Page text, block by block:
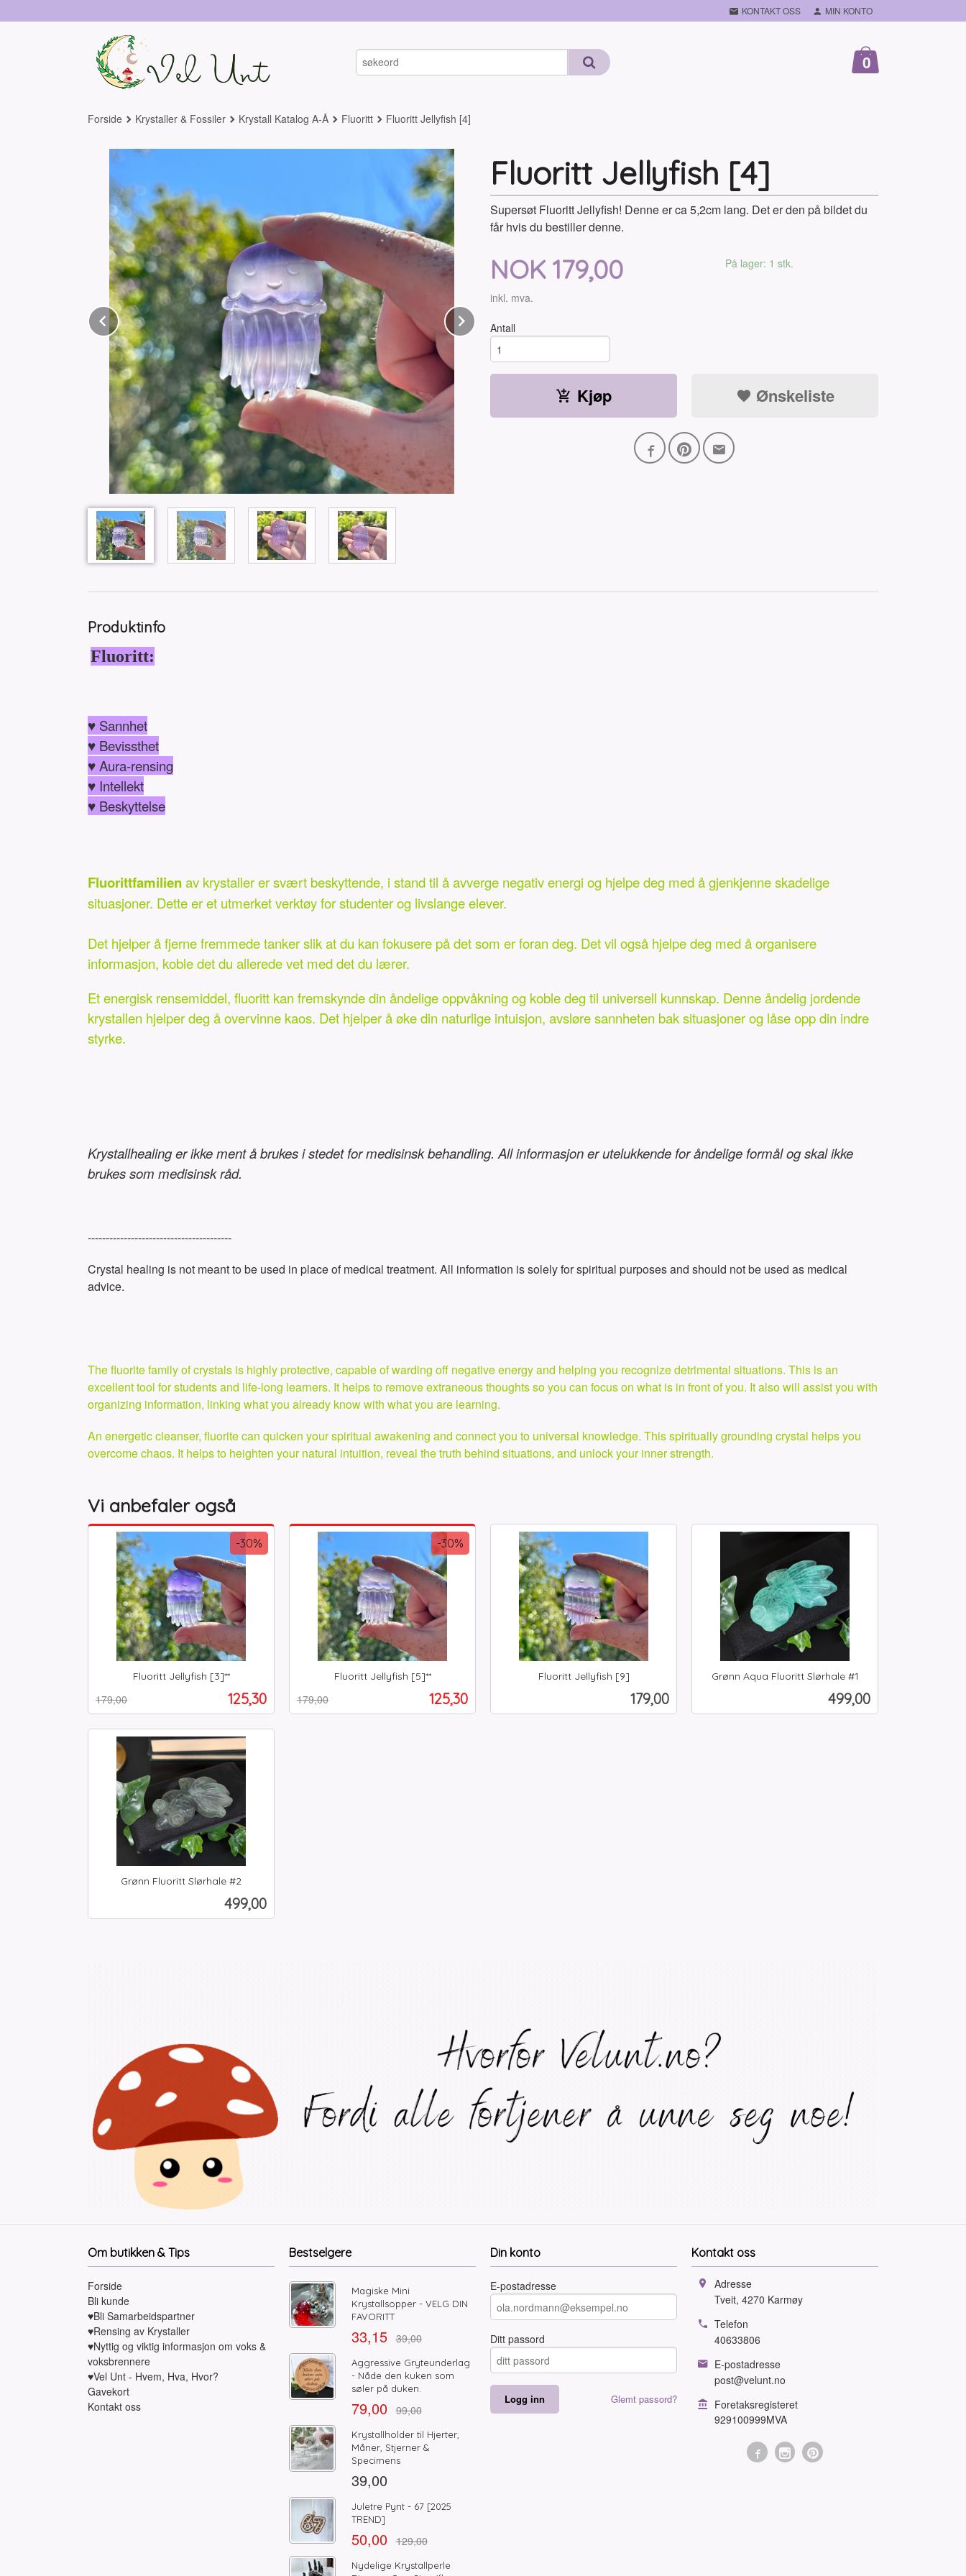
til
KONTAKT OSS MIN KONTO
0
Forside Krystaller & Fossiler Krystall Katalog A-Å Fluoritt Fluoritt Jellyfish [4]
Prev Next
Fluoritt Jellyfish [4]
Supersøt Fluoritt Jellyfish! Denne er ca 5,2cm lang. Det er den på bildet du
får hvis du bestiller denne.
Pris
NOK 179,00
inkl. mva.
På lager: 1 stk.
Antall
Kjøp Ønskeliste
Produktinfo
Fluoritt:
♥ Sannhet
♥ Bevissthet
♥ Aura-rensing
♥ Intellekt
♥ Beskyttelse
Fluorittfamilienav krystaller er svært beskyttende, i stand til å avverge negativ energi og hjelpe deg med å gjenkjenne skadelige
situasjoner. Dette er et utmerket verktøy for studenter og livslange elever.
Det hjelper å fjerne fremmede tanker slik at du kan fokusere på det som er foran deg. Det vil også hjelpe deg med å organisere
informasjon, koble det du allerede vet med det du lærer.
Et energisk rensemiddel, fluoritt kan fremskynde din åndelige oppvåkning og koble deg til universell kunnskap. Denne åndelig jordende
krystallen hjelper deg å overvinne kaos. Det hjelper å øke din naturlige intuisjon, avsløre sannheten bak situasjoner og låse opp din indre
styrke.
Krystallhealing er ikke ment å brukes i stedet for medisinsk behandling. All informasjon er utelukkende for åndelige formål og skal ikke
brukes som medisinsk råd.
----------------------------------------
Crystal healing is not meant to be used in place of medical treatment. All information is solely for spiritual purposes and should not be used as medical
advice.
The fluorite family of crystals is highly protective, capable of warding off negative energy and helping you recognize detrimental situations. This is an
excellent tool for students and life-long learners. It helps to remove extraneous thoughts so you can focus on what is in front of you. It also will assist you with
organizing information, linking what you already know with what you are learning.
An energetic cleanser, fluorite can quicken your spiritual awakening and connect you to universal knowledge. This spiritually grounding crystal helps you
overcome chaos. It helps to heighten your natural intuition, reveal the truth behind situations, and unlock your inner strength.
Vi anbefaler også
Fluoritt Jellyfish [3]**
Tilbud
125,30
179,00
-30%
mva.
Kjøp
Fluoritt Jellyfish [5]**
Tilbud
125,30
179,00
-30%
mva.
Fluoritt Jellyfish [9]
Pris
179,00
Grønn Aqua Fluoritt Slørhale #1
Pris
499,00
Grønn Fluoritt Slørhale #2
Pris
499,00
Om butikken & Tips
Forside
Bli kunde
♥Bli Samarbeidspartner
♥Rensing av Krystaller
♥Nyttig og viktig informasjon om voks &
voksbrennere
♥Vel Unt - Hvem, Hva, Hvor?
Gavekort
Kontakt oss
Bestselgere
Magiske Mini
Krystallsopper - VELG DIN
FAVORITT
33,15 39,00
Aggressive Gryteunderlag
- Nåde den kuken som
søler på duken.
79,00 99,00
Krystallholder til Hjerter,
Måner, Stjerner &
Specimens
39,00
Juletre Pynt - 67 [2025
TREND]
50,00 129,00
Nydelige Krystallperle
Din konto
E-postadresse
Ditt passord
Glemt passord?
Kontakt oss
Adresse
Tveit, 4270 Karmøy
Telefon
40633806
E-postadresse
post@velunt.no
Foretaksregisteret
929100999MVA